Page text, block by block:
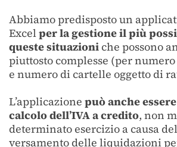
Abbiamo predisposto un
Excelper la gestione il più
queste situazioniche possono
piuttosto complesse (per
e numero di cartelle oggetto di
L’applicazione può anche
calcolo dell’IVA a credito, non
determinato esercizio a causa
versamento delle liquidazioni